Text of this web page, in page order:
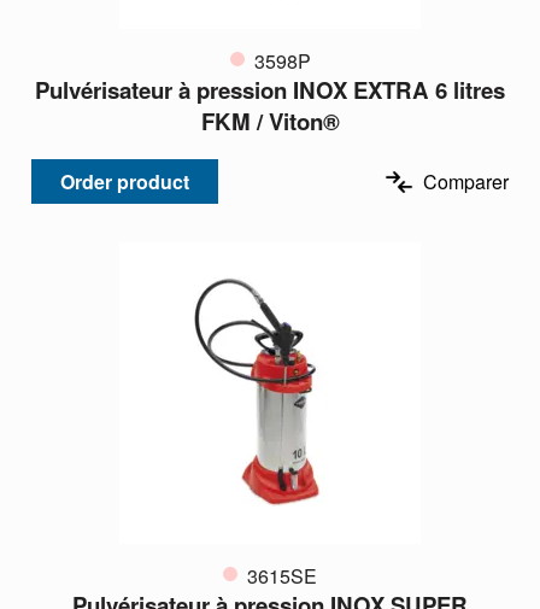
3598P
Pulvérisateur à pression INOX EXTRA 6 litres
FKM / Viton®
Order product Comparer
3615SE